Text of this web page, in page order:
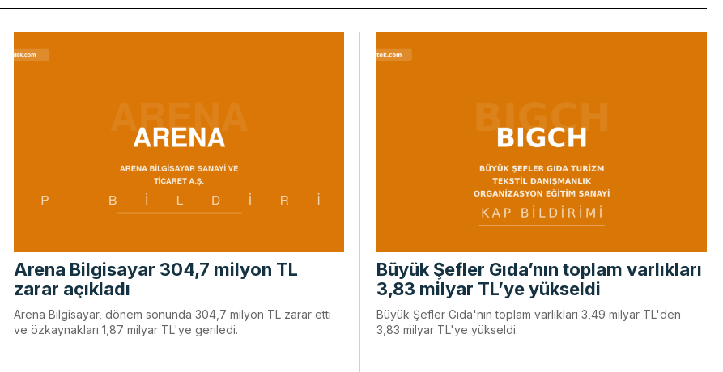
Arena Bilgisayar 304,7 milyon TL
zarar açıkladı
Arena Bilgisayar, dönem sonunda 304,7 milyon TL zarar etti
ve özkaynakları 1,87 milyar TL'ye geriledi.
Büyük Şefler Gıda’nın toplam varlıkları
3,83 milyar TL’ye yükseldi
Büyük Şefler Gıda'nın toplam varlıkları 3,49 milyar TL'den
3,83 milyar TL'ye yükseldi.